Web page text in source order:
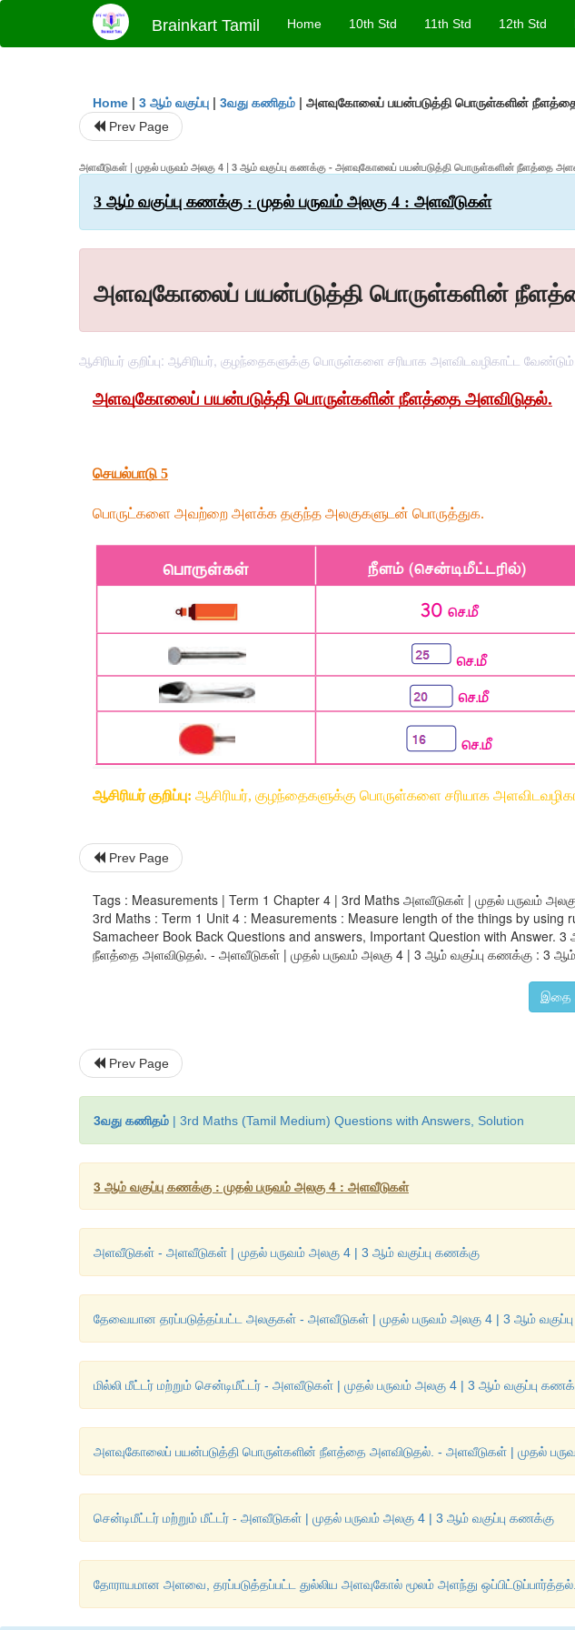
Brainkart Tamil Home 10th Std 11th Std 12th Std
Home | 3 ஆம் வகுப்பு | 3வது கணிதம் | அளவுகோலைப் பயன்படுத்தி பொருள்களின்
Prev Page
அளவீடுகள் | முதல் பருவம் அலகு 4 | 3 ஆம் வகுப்பு கணக்கு - அளவுகோலைப் பயன்படுத்தி பொருள்களின் நீளத்தை
3 ஆம் வகுப்பு கணக்கு : முதல் பருவம் அலகு 4 : அளவீடுகள்
அளவுகோலைப் பயன்படுத்தி பொருள்களின்
ஆசிரியர் குறிப்பு: ஆசிரியர், குழந்தைகளுக்கு பொருள்களை சரியாக அளவிடவழிகாட்ட
அளவுகோலைப் பயன்படுத்தி பொருள்களின் நீளத்தை அளவிடுதல்.
செயல்பாடு 5
பொருட்களை அவற்றை அளக்க தகுந்த அலகுகளுடன் பொருத்துக.
ஆசிரியர் குறிப்பு: ஆசிரியர், குழந்தைகளுக்கு பொருள்களை சரியாக
Prev Page
Tags : Measurements | Term 1 Chapter 4 | 3rd Maths அளவீடுகள் | முதல் பருவம்
3rd Maths : Term 1 Unit 4 : Measurements : Measure length of the things by
Samacheer Book Back Questions and answers, Important Question with
நீளத்தை அளவிடுதல். - அளவீடுகள் | முதல் பருவம் அலகு 4 | 3 ஆம் வகுப்பு கணக்கு : 3 ஆம்
இதை
Prev Page
3வது கணிதம் | 3rd Maths (Tamil Medium) Questions with Answers, Solution
3 ஆம் வகுப்பு கணக்கு : முதல் பருவம் அலகு 4 : அளவீடுகள்
அளவீடுகள் - அளவீடுகள் | முதல் பருவம் அலகு 4 | 3 ஆம் வகுப்பு கணக்கு
தேவையான தரப்படுத்தப்பட்ட அலகுகள் - அளவீடுகள் | முதல் பருவம் அலகு 4 | 3 ஆம்
மில்லி மீட்டர் மற்றும் சென்டிமீட்டர் - அளவீடுகள் | முதல் பருவம் அலகு 4 | 3 ஆம் வகுப்பு
அளவுகோலைப் பயன்படுத்தி பொருள்களின் நீளத்தை அளவிடுதல். - அளவீடுகள் | முதல்
சென்டிமீட்டர் மற்றும் மீட்டர் - அளவீடுகள் | முதல் பருவம் அலகு 4 | 3 ஆம் வகுப்பு கணக்கு
தோராயமான அளவை, தரப்படுத்தப்பட்ட துல்லிய அளவுகோல் மூலம் அளந்து